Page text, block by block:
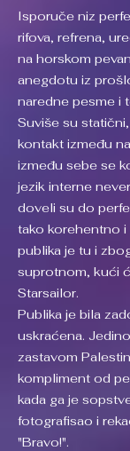
Isporuče niz
rifova, refrena,
na horskom
anegdotu iz
naredne pesme i
Suviše su
kontakt između
između sebe se
jezik interne
doveli su do
tako korehentno i
publika je tu i
suprotnom, kući
Starsailor.
Publika je bila
uskraćena.
zastavom
kompliment od
kada ga je
fotografisao i
"Bravo!".